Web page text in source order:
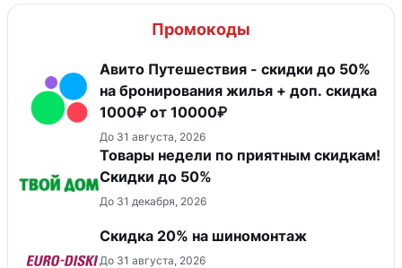
Промокоды
Авито Путешествия - скидки до 50%
на бронирования жилья + доп. скидка
1000₽ от 10000₽
До 31 августа, 2026
Товары недели по приятным скидкам!
Скидки до 50%
До 31 декабря, 2026
Скидка 20% на шиномонтаж
До 31 августа, 2026